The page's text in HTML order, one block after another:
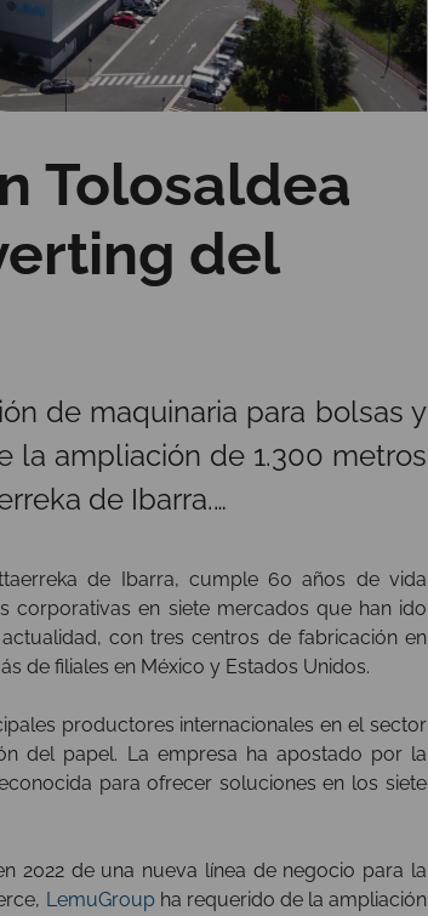
Tolosaldea
del
de maquinaria para bolsas y
la ampliación de 1.300 metros
de Ibarra.…
de Ibarra, cumple 60 años de vida
corporativas en siete mercados que han ido
con tres centros de fabricación en
de filiales en México y Estados Unidos.
productores internacionales en el sector
del papel. La empresa ha apostado por la
para ofrecer soluciones en los siete
2022 de una nueva línea de negocio para la
LemuGroupha requerido de la ampliación